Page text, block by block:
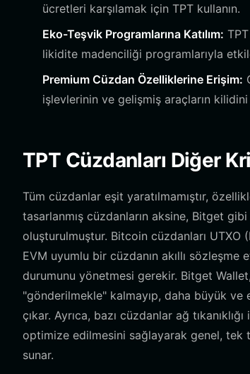
ücretleri karşılamak için TPT kullanın.
Eko-Teşvik Programlarına Katılım:
likidite madenciliği programlarıyla
Premium Cüzdan Özelliklerine Erişim:
işlevlerinin ve gelişmiş araçların kilidini
TPT Cüzdanları Diğer
Tüm cüzdanlar eşit yaratılmamıştır,
tasarlanmış cüzdanların aksine, Bitget
oluşturulmuştur. Bitcoin cüzdanları UTXO
EVM uyumlu bir cüzdanın akıllı
durumunu yönetmesi gerekir. Bitget
"gönderilmekle" kalmayıp, daha büyük ve
çıkar. Ayrıca, bazı cüzdanlar ağ
optimize edilmesini sağlayarak genel, tek
sunar.